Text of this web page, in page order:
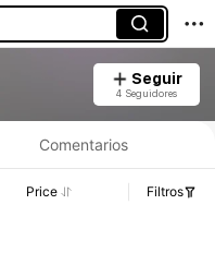
Seguir
4 Seguidores
Comentarios
Price Filtros